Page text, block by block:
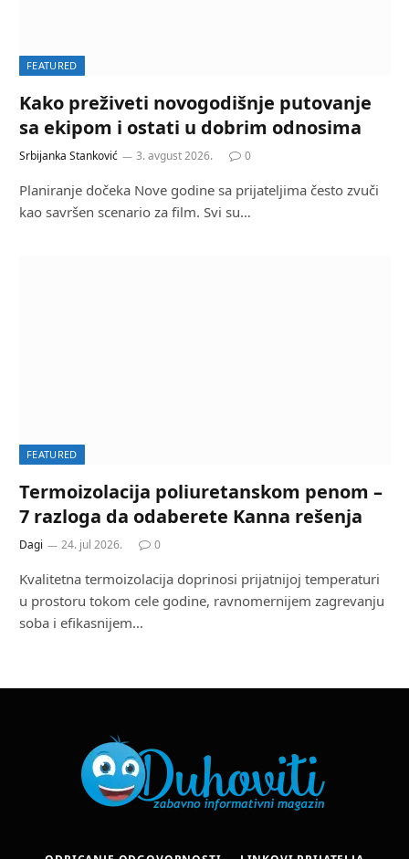
FEATURED
Kako preživeti novogodišnje putovanje
sa ekipom i ostati u dobrim odnosima
Srbijanka Stanković 3. avgust 2026. 0
Planiranje dočeka Nove godine sa prijateljima često zvuči
kao savršen scenario za film. Svi su…
FEATURED
Termoizolacija poliuretanskom penom –
7 razloga da odaberete Kanna rešenja
Dagi 24. jul 2026. 0
Kvalitetna termoizolacija doprinosi prijatnijoj temperaturi
u prostoru tokom cele godine, ravnomernijem zagrevanju
soba i efikasnijem…